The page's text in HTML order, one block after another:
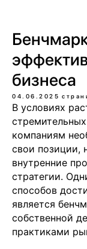
бизнеса
04.06.2025
В условиях
компаниям
свои позиции,
внутренние
стратегии.
способов
является
собственной
практиками